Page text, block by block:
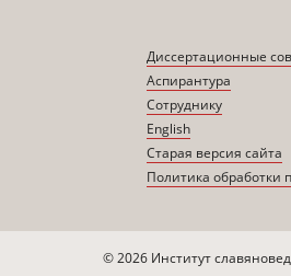
Диссертационные
Аспирантура
Сотруднику
English
Старая версия сайта
Политика обработки
© 2026 Институт